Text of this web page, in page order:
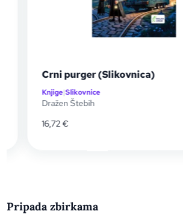
Crni purger (Slikovnica)
Knjige|Slikovnice
Dražen Štebih
16,72€
Pripada zbirkama